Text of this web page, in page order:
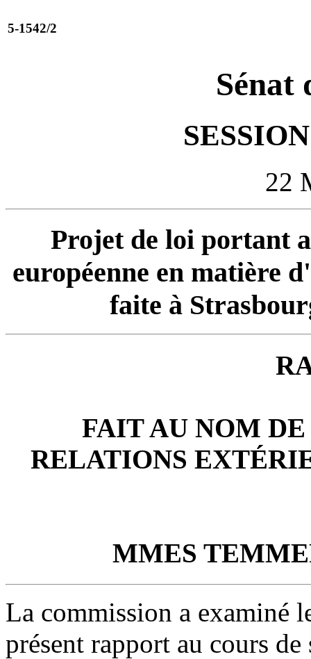
5-1542/2
Sénat
22
Projet de loi portant
européenne en matière
faite à
FAIT AU NOM
RELATIONS
MMES
La commission a examiné
présent rapport au cours